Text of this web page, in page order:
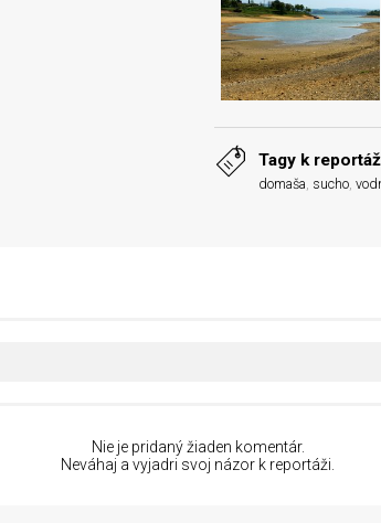
Tagy k
domaša, sucho,
Nie je pridaný žiaden komentár.
Neváhaj a vyjadri svoj názor k reportáži.